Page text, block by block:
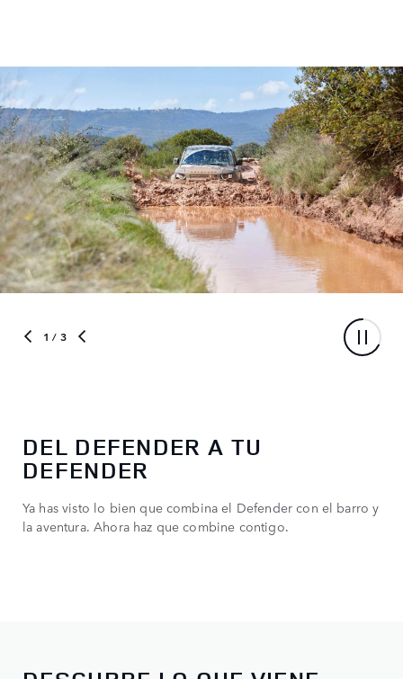
1 / 3
DEL DEFENDER A TU
DEFENDER
Ya has visto lo bien que combina el Defender con el barro y
la aventura. Ahora haz que combine contigo.